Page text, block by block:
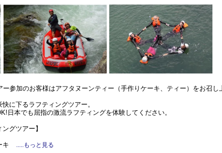
参加のお客様はアフタヌーンティー（手作りケーキ、ティー）をお召し
に下るラフティングツアー。
日本でも屈指の激流ラフティングを体験してください。
グツアー】
キ .....もっと見る